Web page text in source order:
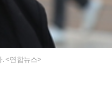
<연합뉴스>